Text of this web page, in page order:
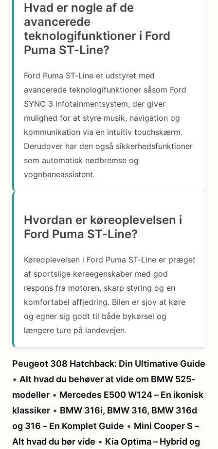
Hvad er nogle af de
avancerede
teknologifunktioner i Ford
Puma ST-Line?
Ford Puma ST-Line er udstyret med
avancerede teknologifunktioner såsom Ford
SYNC 3 infotainmentsystem, der giver
mulighed for at styre musik, navigation og
kommunikation via en intuitiv touchskærm.
Derudover har den også sikkerhedsfunktioner
som automatisk nødbremse og
vognbaneassistent.
Hvordan er køreoplevelsen i
Ford Puma ST-Line?
Køreoplevelsen i Ford Puma ST-Line er præget
af sportslige køreegenskaber med god
respons fra motoren, skarp styring og en
komfortabel affjedring. Bilen er sjov at køre
og egner sig godt til både bykørsel og
længere ture på landevejen.
Peugeot 308 Hatchback: Din Ultimative Guide
• Alt hvad du behøver at vide om BMW 525-
modeller • Mercedes E500 W124 – En ikonisk
klassiker • BMW 316i, BMW 316, BMW 316d
og 316 – En Komplet Guide • Mini Cooper S –
Alt hvad du bør vide • Kia Optima – Hybrid og